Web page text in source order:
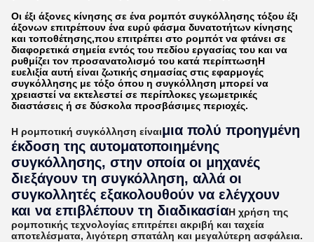
Οι έξι άξονες κίνησης σε ένα ρομπότ συγκόλλησης τόξου έξι
άξονων επιτρέπουν ένα ευρύ φάσμα δυνατοτήτων κίνησης
και τοποθέτησης,που επιτρέπει στο ρομπότ να φτάνει σε
διαφορετικά σημεία εντός του πεδίου εργασίας του και να
ρυθμίζει τον προσανατολισμό του κατά περίπτωσηΗ
ευελιξία αυτή είναι ζωτικής σημασίας στις εφαρμογές
συγκόλλησης με τόξο όπου η συγκόλληση μπορεί να
χρειαστεί να εκτελεστεί σε περίπλοκες γεωμετρικές
διαστάσεις ή σε δύσκολα προσβάσιμες περιοχές.
Η ρομποτική συγκόλληση είναιμια πολύ προηγμένη
έκδοση της αυτοματοποιημένης
συγκόλλησης, στην οποία οι μηχανές
διεξάγουν τη συγκόλληση, αλλά οι
συγκολλητές εξακολουθούν να ελέγχουν
και να επιβλέπουν τη διαδικασίαΗ χρήση της
ρομποτικής τεχνολογίας επιτρέπει ακριβή και ταχεία
αποτελέσματα, λιγότερη σπατάλη και μεγαλύτερη ασφάλεια.